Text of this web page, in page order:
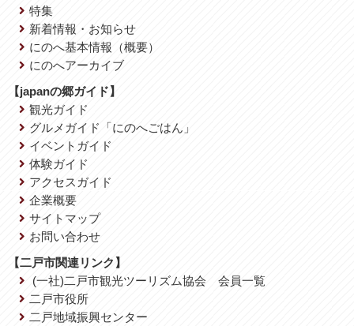
特集
新着情報・お知らせ
にのへ基本情報（概要）
にのへアーカイブ
【japanの郷ガイド】
観光ガイド
グルメガイド「にのへごはん」
イベントガイド
体験ガイド
アクセスガイド
企業概要
サイトマップ
お問い合わせ
【二戸市関連リンク】
(一社)二戸市観光ツーリズム協会 会員一覧
二戸市役所
二戸地域振興センター